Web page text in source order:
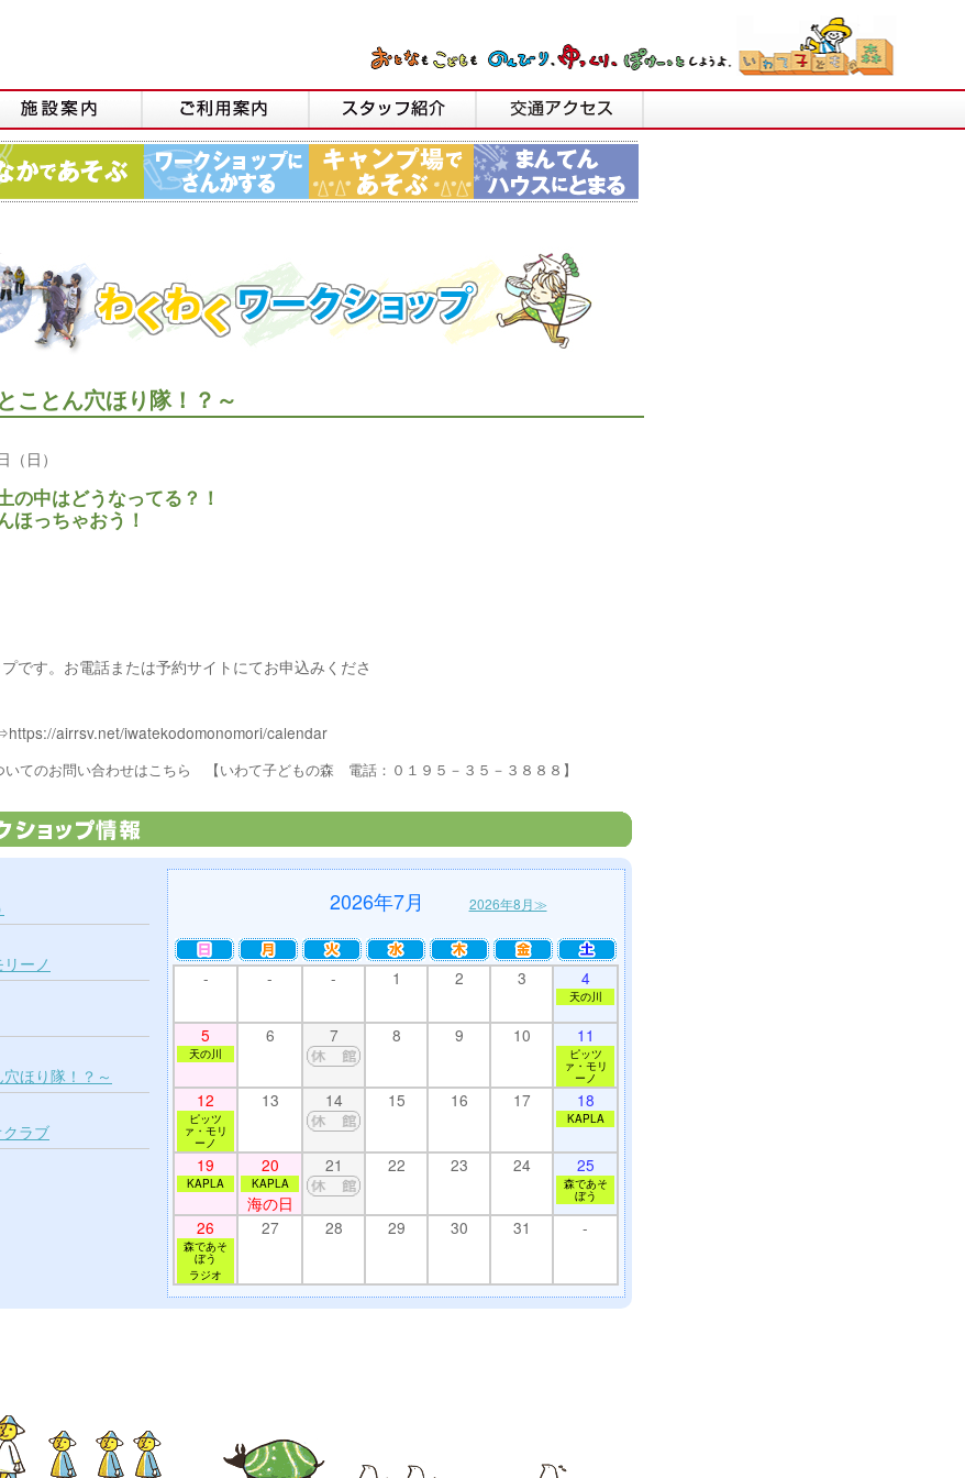
ことん穴ほり隊！？～
日）
の中はどうなってる？！
ほっちゃおう！
です。お電話または予約サイトにてお申込みくださ
airrsv.net/iwatekodomonomori/calendar
いてのお問い合わせはこちら 【いわて子どもの森 電話：０１９５－３５－３８８８】
ーノ
ほり隊！？～
ラブ
2026年7月 2026年8月≫
- - - 1 2 3 4
天の川
5
天の川
6 7 8 9 10 11
ピッツ
ァ・モリ
ーノ
12
ピッツ
ァ・モリ
ーノ
13 14 15 16 17 18
KAPLA
19
KAPLA
20
KAPLA
海の日
21 22 23 24 25
森であそ
ぼう
26
森であそ
ぼう
ラジオ
27 28 29 30 31 -